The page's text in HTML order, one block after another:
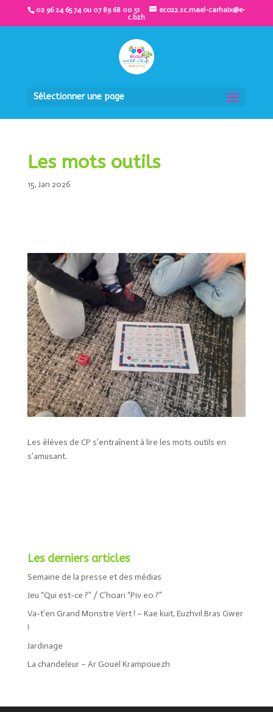
02 96 24 65 74 ou 07 89 68 00 51
eco22.sc.mael-carhaix@e-
c.bzh
Sélectionner une page
Les mots outils
15, Jan 2026
Les élèves de CP s’entraînent à lire les mots outils en
s’amusant.
Les derniers articles
Semaine de la presse et des médias
Jeu “Qui est-ce ?” / C’hoari “Piv eo ?”
Va-t’en Grand Monstre Vert ! – Kae kuit, Euzhvil Bras Gwer
!
Jardinage
La chandeleur – Ar Gouel Krampouezh